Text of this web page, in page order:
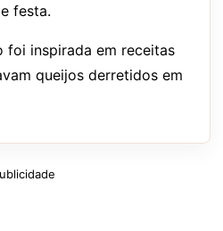
festa.
foi inspirada em receitas
queijos derretidos em